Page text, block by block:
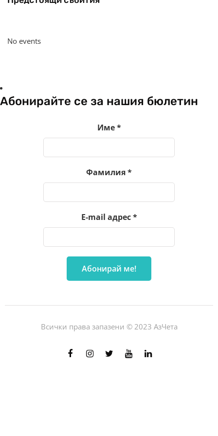
No events
Абонирайте се за нашия бюлетин
Име*
Фамилия*
E-mail адрес*
Всички права запазени © 2023 АзЧета